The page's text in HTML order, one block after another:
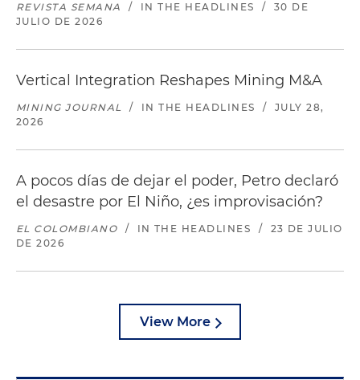
REVISTA SEMANA / IN THE HEADLINES /
30 DE
JULIO DE 2026
Vertical Integration Reshapes Mining M&A
MINING JOURNAL / IN THE HEADLINES /
JULY 28,
2026
A pocos días de dejar el poder, Petro declaró
el desastre por El Niño, ¿es improvisación?
EL COLOMBIANO / IN THE HEADLINES /
23 DE JULIO
DE 2026
View More